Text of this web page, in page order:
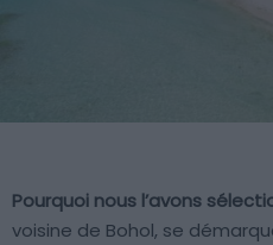
Pourquoi nous l’avons
voisine de Bohol, se